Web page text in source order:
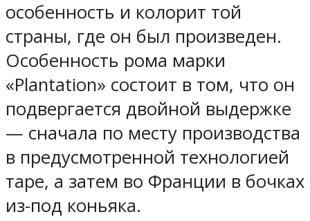
особенность и колорит той
страны, где он был произведен.
Особенность рома марки
«Plantation» состоит в том, что он
подвергается двойной выдержке
— сначала по месту производства
в предусмотренной технологией
таре, а затем во Франции в бочках
из-под коньяка.